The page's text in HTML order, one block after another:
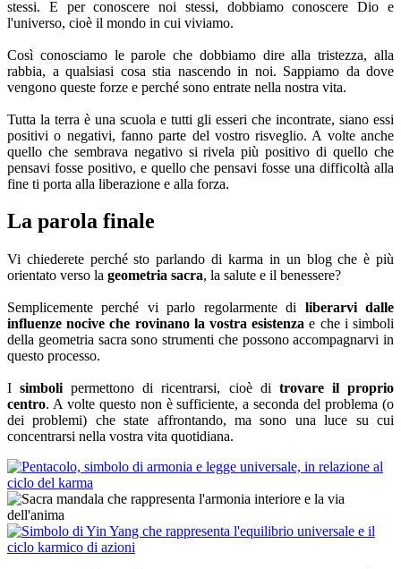
stessi. E per conoscere noi stessi, dobbiamo conoscere Dio e
l'universo, cioè il mondo in cui viviamo.
Così conosciamo le parole che dobbiamo dire alla tristezza, alla
rabbia, a qualsiasi cosa stia nascendo in noi. Sappiamo da dove
vengono queste forze e perché sono entrate nella nostra vita.
Tutta la terra è una scuola e tutti gli esseri che incontrate, siano essi
positivi o negativi, fanno parte del vostro risveglio. A volte anche
quello che sembrava negativo si rivela più positivo di quello che
pensavi fosse positivo, e quello che pensavi fosse una difficoltà alla
fine ti porta alla liberazione e alla forza.
La parola finale
Vi chiederete perché sto parlando di karma in un blog che è più
orientato verso la geometria sacra, la salute e il benessere?
Semplicemente perché vi parlo regolarmente di liberarvi dalle
influenze nocive che rovinano la vostra esistenza e che i simboli
della geometria sacra sono strumenti che possono accompagnarvi in
questo processo.
Isimboli permettono di ricentrarsi, cioè di trovare il proprio
centro. A volte questo non è sufficiente, a seconda del problema (o
dei problemi) che state affrontando, ma sono una luce su cui
concentrarsi nella vostra vita quotidiana.